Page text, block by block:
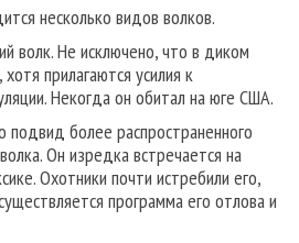
несколько видов волков.
волк. Не исключено, что в диком
прилагаются усилия к
Некогда он обитал на юге США.
подвид более распространенного
Он изредка встречается на
Охотники почти истребили его,
программа его отлова и